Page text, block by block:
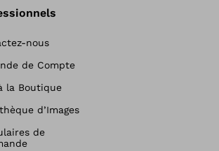
nous
de Compte
la Boutique
d’Images
de